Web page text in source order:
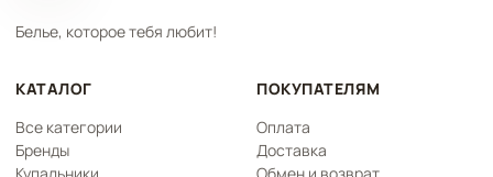
Белье, которое тебя любит!
КАТАЛОГ
Все категории
Бренды
ПОКУПАТЕЛЯМ
Оплата
Доставка